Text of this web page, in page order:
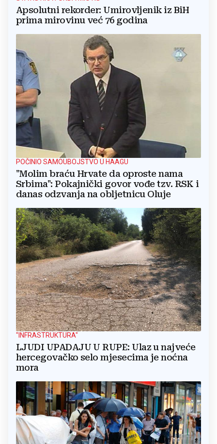
Apsolutni rekorder: Umirovljenik iz BiH
prima mirovinu već 76 godina
POČINIO SAMOUBOJSTVO U HAAGU
"Molim braću Hrvate da oproste nama
Srbima": Pokajnički govor vođe tzv. RSK i
danas odzvanja na obljetnicu Oluje
"INFRASTRUKTURA"
LJUDI UPADAJU U RUPE: Ulaz u najveće
hercegovačko selo mjesecima je noćna
mora